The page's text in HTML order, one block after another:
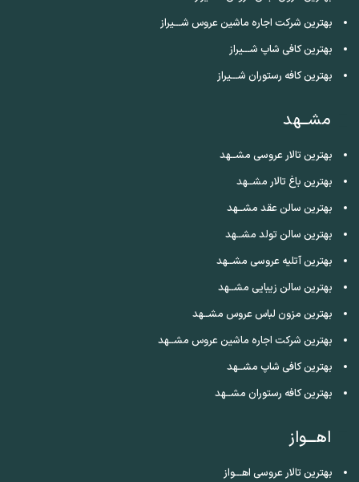
بهترین شرکت اجاره ماشین عروس شـــیراز
بهترین کافی شاپ شـــیراز
بهترین کافه رستوران شـــیراز
مشــهد
بهترین تالار عروسی مشــهد
بهترین باغ تالار مشــهد
بهترین سالن عقد مشــهد
بهترین سالن تولد مشــهد
بهترین آتلیه عروسی مشــهد
بهترین سالن زیبایی مشــهد
بهترین مزون لباس عروس مشــهد
بهترین شرکت اجاره ماشین عروس مشــهد
بهترین کافی شاپ مشــهد
بهترین کافه رستوران مشــهد
اهـــواز
بهترین تالار عروسی اهـــواز